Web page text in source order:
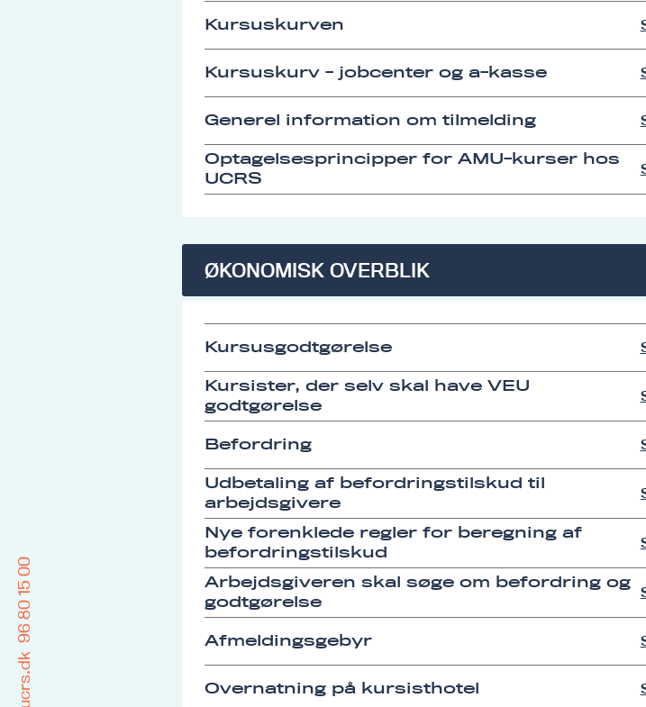
Kursuskurven
Kursuskurv - jobcenter og a-kasse
Generel information om tilmelding
Optagelsesprincipper for AMU-kurser hos
UCRS
ØKONOMISK OVERBLIK
Kursusgodtgørelse
Kursister, der selv skal have VEU
godtgørelse
Befordring
Udbetaling af befordringstilskud til
arbejdsgivere
Nye forenklede regler for beregning af
befordringstilskud
Arbejdsgiveren skal søge om befordring og
godtgørelse
Afmeldingsgebyr
Overnatning på kursisthotel
96 80 15 00